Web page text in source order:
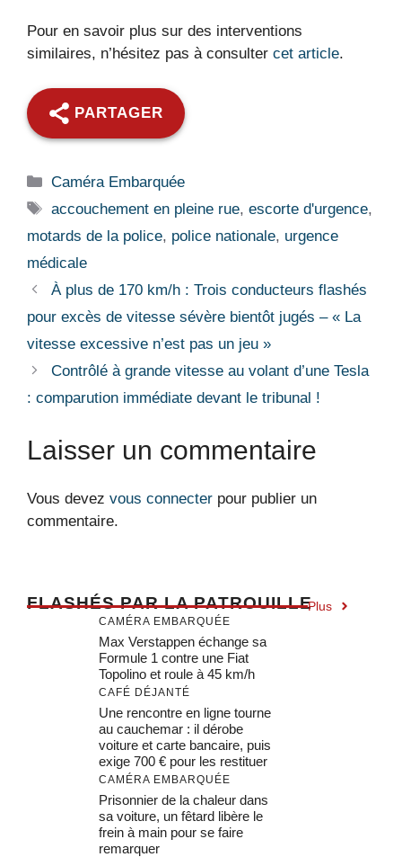
Pour en savoir plus sur des interventions
similaires, n’hésitez pas à consulter cet article.
PARTAGER
Catégories
Caméra Embarquée
Étiquettes
accouchement en pleine rue,escorte d'urgence,
motards de la police, police nationale, urgence
médicale
À plus de 170 km/h : Trois conducteurs flashés
pour excès de vitesse sévère bientôt jugés – « La
vitesse excessive n’est pas un jeu »
Contrôlé à grande vitesse au volant d’une Tesla
: comparution immédiate devant le tribunal !
Laisser un commentaire
Vous devez vous connecter pour publier un
commentaire.
FLASHÉS PAR LA PATROUILLEPlus
CAMÉRA EMBARQUÉE
Max Verstappen échange sa
Formule 1 contre une Fiat
Topolino et roule à 45 km/h
CAFÉ DÉJANTÉ
Une rencontre en ligne tourne
au cauchemar : il dérobe
voiture et carte bancaire, puis
exige 700 € pour les restituer
CAMÉRA EMBARQUÉE
Prisonnier de la chaleur dans
sa voiture, un fêtard libère le
frein à main pour se faire
remarquer